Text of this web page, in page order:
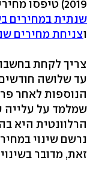
2019) טיפסו מחירי הדירות ב-0.1%. זאת לעומת
שנתית במחירים בשיעור של
וצניחת מחירים שנתית של
צריך לקחת
עד שלושה
הנוספות לאחר
שמלמד על עלייה
הרלוונטית היא
זאת, מדובר